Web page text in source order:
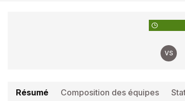
VS
Résumé Composition des équipes